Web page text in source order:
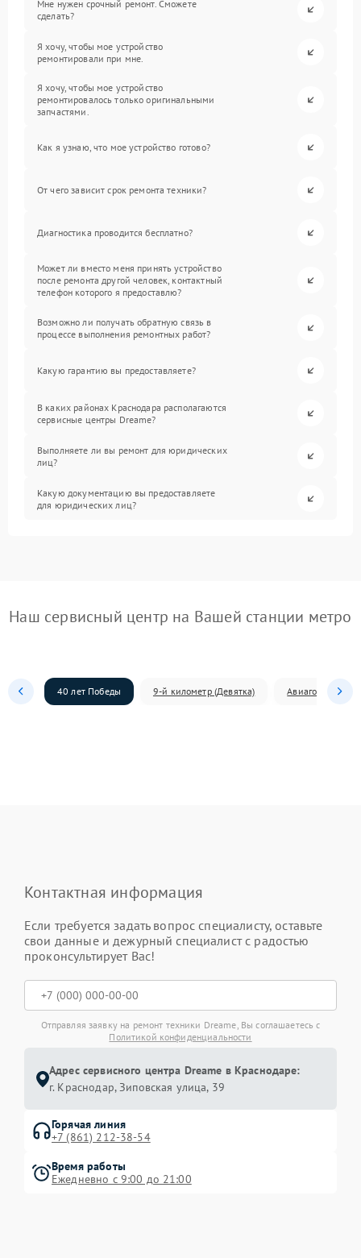
Мне нужен срочный ремонт. Сможете
сделать?
Я хочу, чтобы мое устройство
ремонтировали при мне.
Я хочу, чтобы мое устройство
ремонтировалось только оригинальными
запчастями.
Как я узнаю, что мое устройство готово?
От чего зависит срок ремонта техники?
Диагностика проводится бесплатно?
Может ли вместо меня принять устройство
после ремонта другой человек, контактный
телефон которого я предоставлю?
Возможно ли получать обратную связь в
процессе выполнения ремонтных работ?
Какую гарантию вы предоставляете?
В каких районах Краснодара располагаются
сервисные центры Dreame?
Выполняете ли вы ремонт для юридических
лиц?
Какую документацию вы предоставляете
для юридических лиц?
Наш сервисный центр на Вашей станции метро
40 лет Победы 9-й километр (Девятка) Авиагородок
Контактная информация
Если требуется задать вопрос специалисту, оставьте
свои данные и дежурный специалист с радостью
проконсультирует Вас!
Отправляя заявку на ремонт техники Dreame, Вы соглашаетесь с
Политикой конфиденциальности
Адрес сервисного центра Dreame в Краснодаре:
г. Краснодар, Зиповская улица, 39
Горячая линия
+7 (861) 212-38-54
Время работы
Ежедневно с 9:00 до 21:00